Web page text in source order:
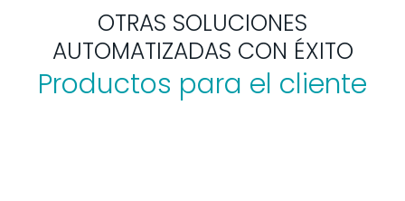
OTRAS SOLUCIONES
AUTOMATIZADAS CON ÉXITO
Productos para el cliente